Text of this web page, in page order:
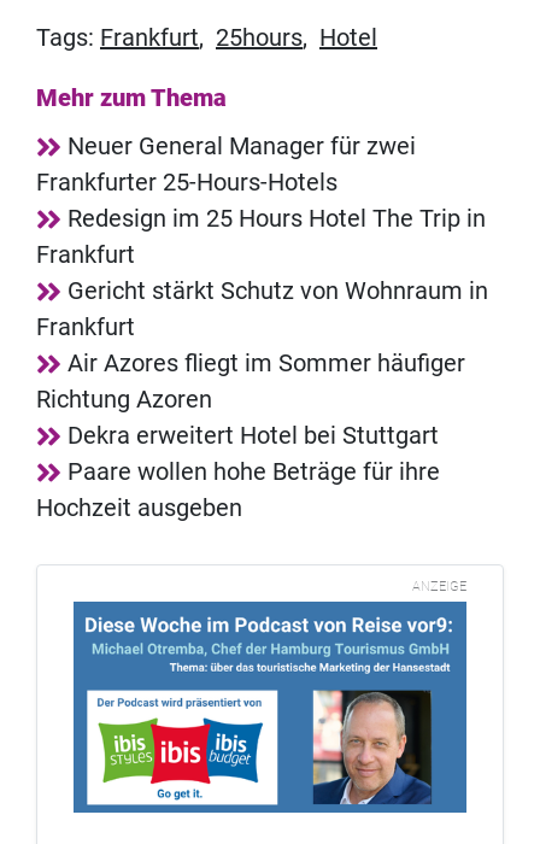
Tags: Frankfurt, 25hours, Hotel
Mehr zum Thema
Neuer General Manager für zwei
Frankfurter 25-Hours-Hotels
Redesign im 25 Hours Hotel The Trip in
Frankfurt
Gericht stärkt Schutz von Wohnraum in
Frankfurt
Air Azores fliegt im Sommer häufiger
Richtung Azoren
Dekra erweitert Hotel bei Stuttgart
Paare wollen hohe Beträge für ihre
Hochzeit ausgeben
ANZEIGE